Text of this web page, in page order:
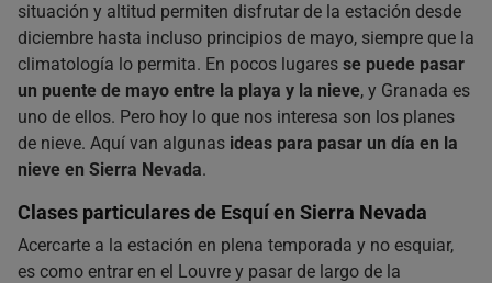
situación y altitud permiten disfrutar de la estación desde
diciembre hasta incluso principios de mayo, siempre que la
climatología lo permita. En pocos lugares se puede pasar
un puente de mayo entre la playa y la nieve, y Granada es
uno de ellos. Pero hoy lo que nos interesa son los planes
de nieve. Aquí van algunas ideas para pasar un día en la
nieve en Sierra Nevada.
Clases particulares de Esquí en Sierra Nevada
Acercarte a la estación en plena temporada y no esquiar,
es como entrar en el Louvre y pasar de largo de la